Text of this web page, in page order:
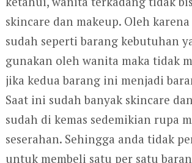
skincare dan makeup. Oleh
sudah seperti barang kebutuhan
gunakan oleh wanita maka tidak
jika kedua barang ini menjadi
Saat ini sudah banyak skincare
sudah di kemas sedemikian rupa
seserahan. Sehingga anda tidak
untuk membeli satu per satu